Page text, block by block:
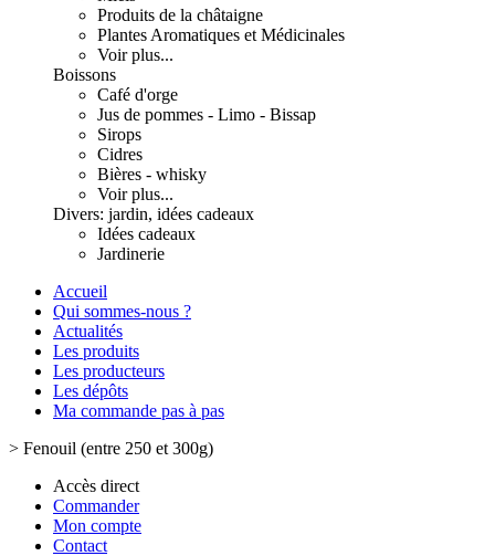
Produits de la châtaigne
Plantes Aromatiques et Médicinales
Voir plus...
Boissons
Café d'orge
Jus de pommes - Limo - Bissap
Sirops
Cidres
Bières - whisky
Voir plus...
Divers: jardin, idées cadeaux
Idées cadeaux
Jardinerie
Accueil
Qui sommes-nous ?
Actualités
Les produits
Les producteurs
Les dépôts
Ma commande pas à pas
> Fenouil (entre 250 et 300g)
Accès direct
Commander
Mon compte
Contact